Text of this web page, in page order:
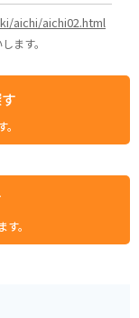
aichi/aichi02.html
ます。
。